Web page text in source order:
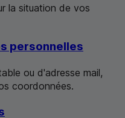
la situation de vos
personnelles
ou d'adresse mail,
coordonnées.